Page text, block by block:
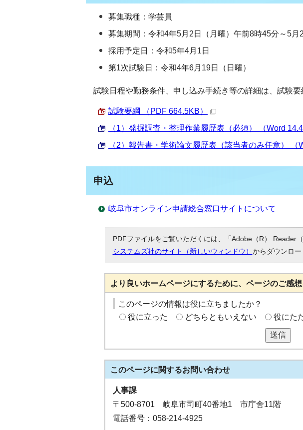
募集職種：学芸員
募集期間：令和4年5月2日（月曜）午前8時45分～5月
採用予定日：令和5年4月1日
第1次試験日：令和4年6月19日（日曜）
試験日程や勤務条件、申し込み手続き等の詳細は、試験要
試験要綱 （PDF 664.5KB）
（1）発掘調査・整理作業履歴表（必須） （Word
（2）報告書・学術論文履歴表（該当者のみ任意） （
申込
岐阜市オンライン申請総合窓口サイトについて
PDFファイルをご覧いただくには、「Adobe（R） Reader
システムズ社のサイト（新しいウィンドウ） からダウンロー
より良いホームページにするために、ページのご感想
このページの情報は役に立ちましたか？
役に立った
どちらともいえない 役にた
送信
このページに関するお問い合わせ
人事課
〒500-8701 岐阜市司町40番地1 市庁舎11階
電話番号：058-214-4925